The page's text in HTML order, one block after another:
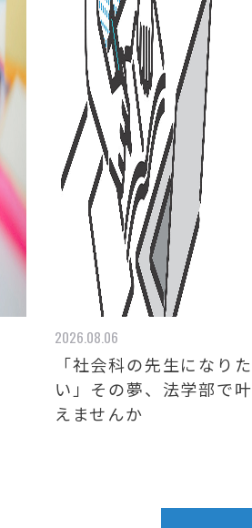
2026.08.06
「社会科の先生になりた
い」その夢、法学部で叶
えませんか